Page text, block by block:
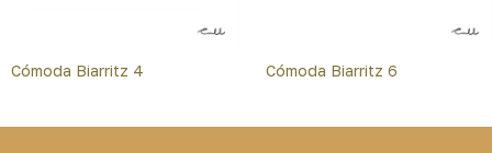
Cómoda Biarritz 4 Cómoda Biarritz 6